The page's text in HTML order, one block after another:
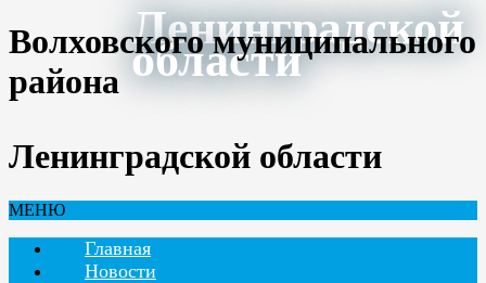
Ленинградской
области
Волховского муниципального
района
Ленинградской области
МЕНЮ
Главная
Новости